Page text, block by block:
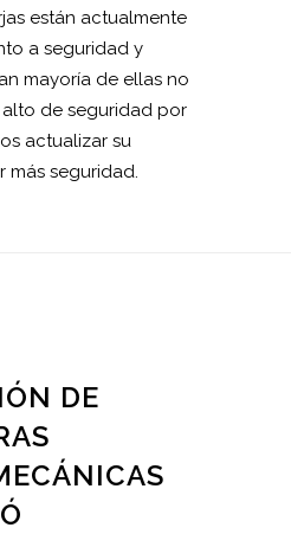
están actualmente
a seguridad y
mayoría de ellas no
de seguridad por
actualizar su
más seguridad.
DE